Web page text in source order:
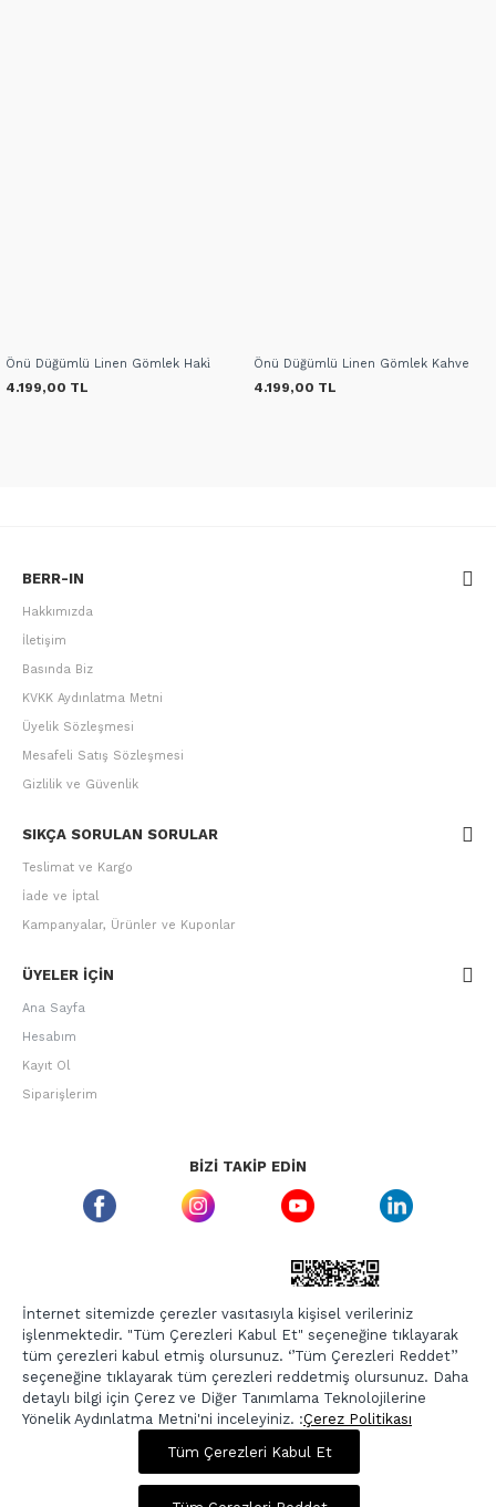
1.919,00 TL 3.199,00 TL
Önü Düğümlü Linen Gömlek Haki̇
4.199,00 TL
Önü Düğümlü Linen Gömlek Kahve
4.199,00 TL
BERR-IN
Hakkımızda
İletişim
Basında Biz
KVKK Aydınlatma Metni
Üyelik Sözleşmesi
Mesafeli Satış Sözleşmesi
Gizlilik ve Güvenlik
SIKÇA SORULAN SORULAR
Teslimat ve Kargo
İade ve İptal
Kampanyalar, Ürünler ve Kuponlar
ÜYELER IÇIN
Ana Sayfa
Hesabım
Kayıt Ol
Siparişlerim
BIZI TAKIP EDIN
ETBIS GÜVEN DAMGASI
Copyright © 2026, Berr-In.com, Tüm Hakları Saklıdır.
Tüm Çerezleri Kabul Et
İnternet sitemizde çerezler vasıtasıyla kişisel verileriniz
işlenmektedir. "Tüm Çerezleri Kabul Et" seçeneğine tıklayarak
tüm çerezleri kabul etmiş olursunuz. ‘’Tüm Çerezleri Reddet’’
seçeneğine tıklayarak tüm çerezleri reddetmiş olursunuz. Daha
detaylı bilgi için Çerez ve Diğer Tanımlama Teknolojilerine
Yönelik Aydınlatma Metni'ni inceleyiniz. :Çerez Politikası